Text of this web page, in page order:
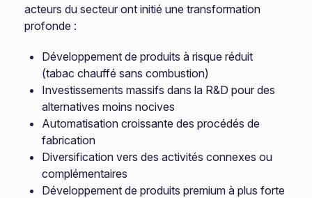
acteurs du secteur ont initié une transformation
profonde :
Développement de produits à risque réduit
(tabac chauffé sans combustion)
Investissements massifs dans la R&D pour des
alternatives moins nocives
Automatisation croissante des procédés de
fabrication
Diversification vers des activités connexes ou
complémentaires
Développement de produits premium à plus forte